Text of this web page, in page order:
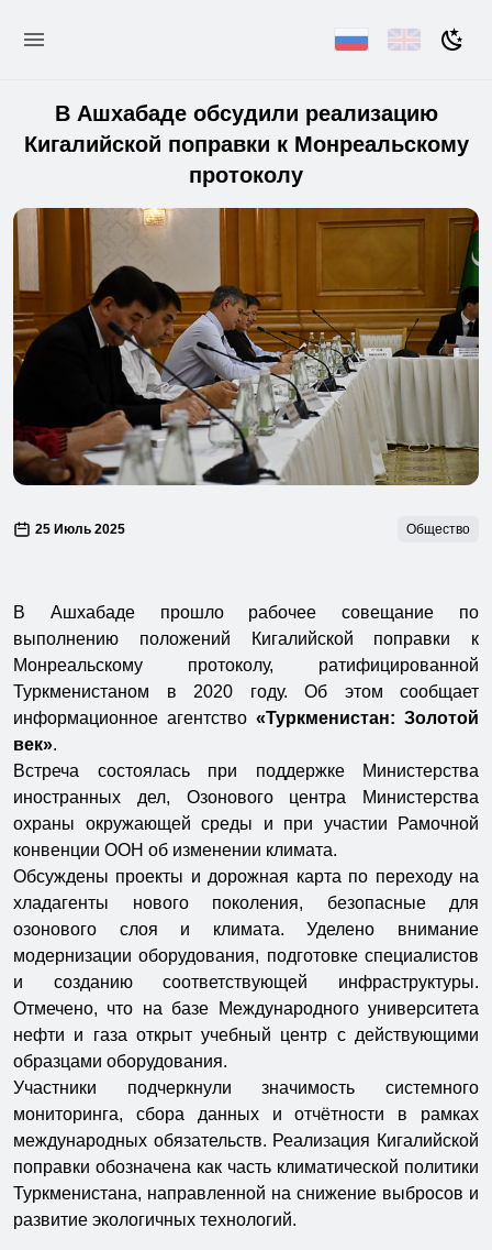
В Ашхабаде обсудили реализацию
Кигалийской поправки к Монреальскому
протоколу
25 Июль 2025 Общество
В Ашхабаде прошло рабочее совещание по
выполнению положений Кигалийской поправки к
Монреальскому протоколу, ратифицированной
Туркменистаном в 2020 году. Об этом сообщает
информационное агентство «Туркменистан: Золотой
век».
Встреча состоялась при поддержке Министерства
иностранных дел, Озонового центра Министерства
охраны окружающей среды и при участии Рамочной
конвенции ООН об изменении климата.
Обсуждены проекты и дорожная карта по переходу на
хладагенты нового поколения, безопасные для
озонового слоя и климата. Уделено внимание
модернизации оборудования, подготовке специалистов
и созданию соответствующей инфраструктуры.
Отмечено, что на базе Международного университета
нефти и газа открыт учебный центр с действующими
образцами оборудования.
Участники подчеркнули значимость системного
мониторинга, сбора данных и отчётности в рамках
международных обязательств. Реализация Кигалийской
поправки обозначена как часть климатической политики
Туркменистана, направленной на снижение выбросов и
развитие экологичных технологий.